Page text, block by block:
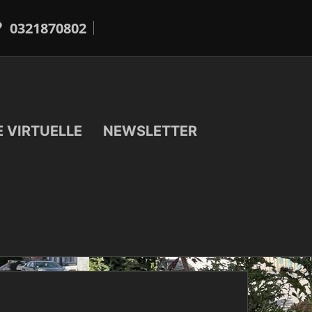
0321870802
VIRTUELLE NEWSLETTER